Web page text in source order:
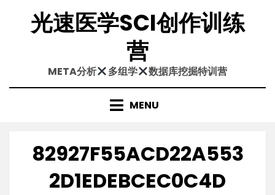
content光速医学SCI创作训练
营
META分析 多组学 数据库挖掘特训营
MENU
82927F55ACD22A553
2D1EDEBCEC0C4D